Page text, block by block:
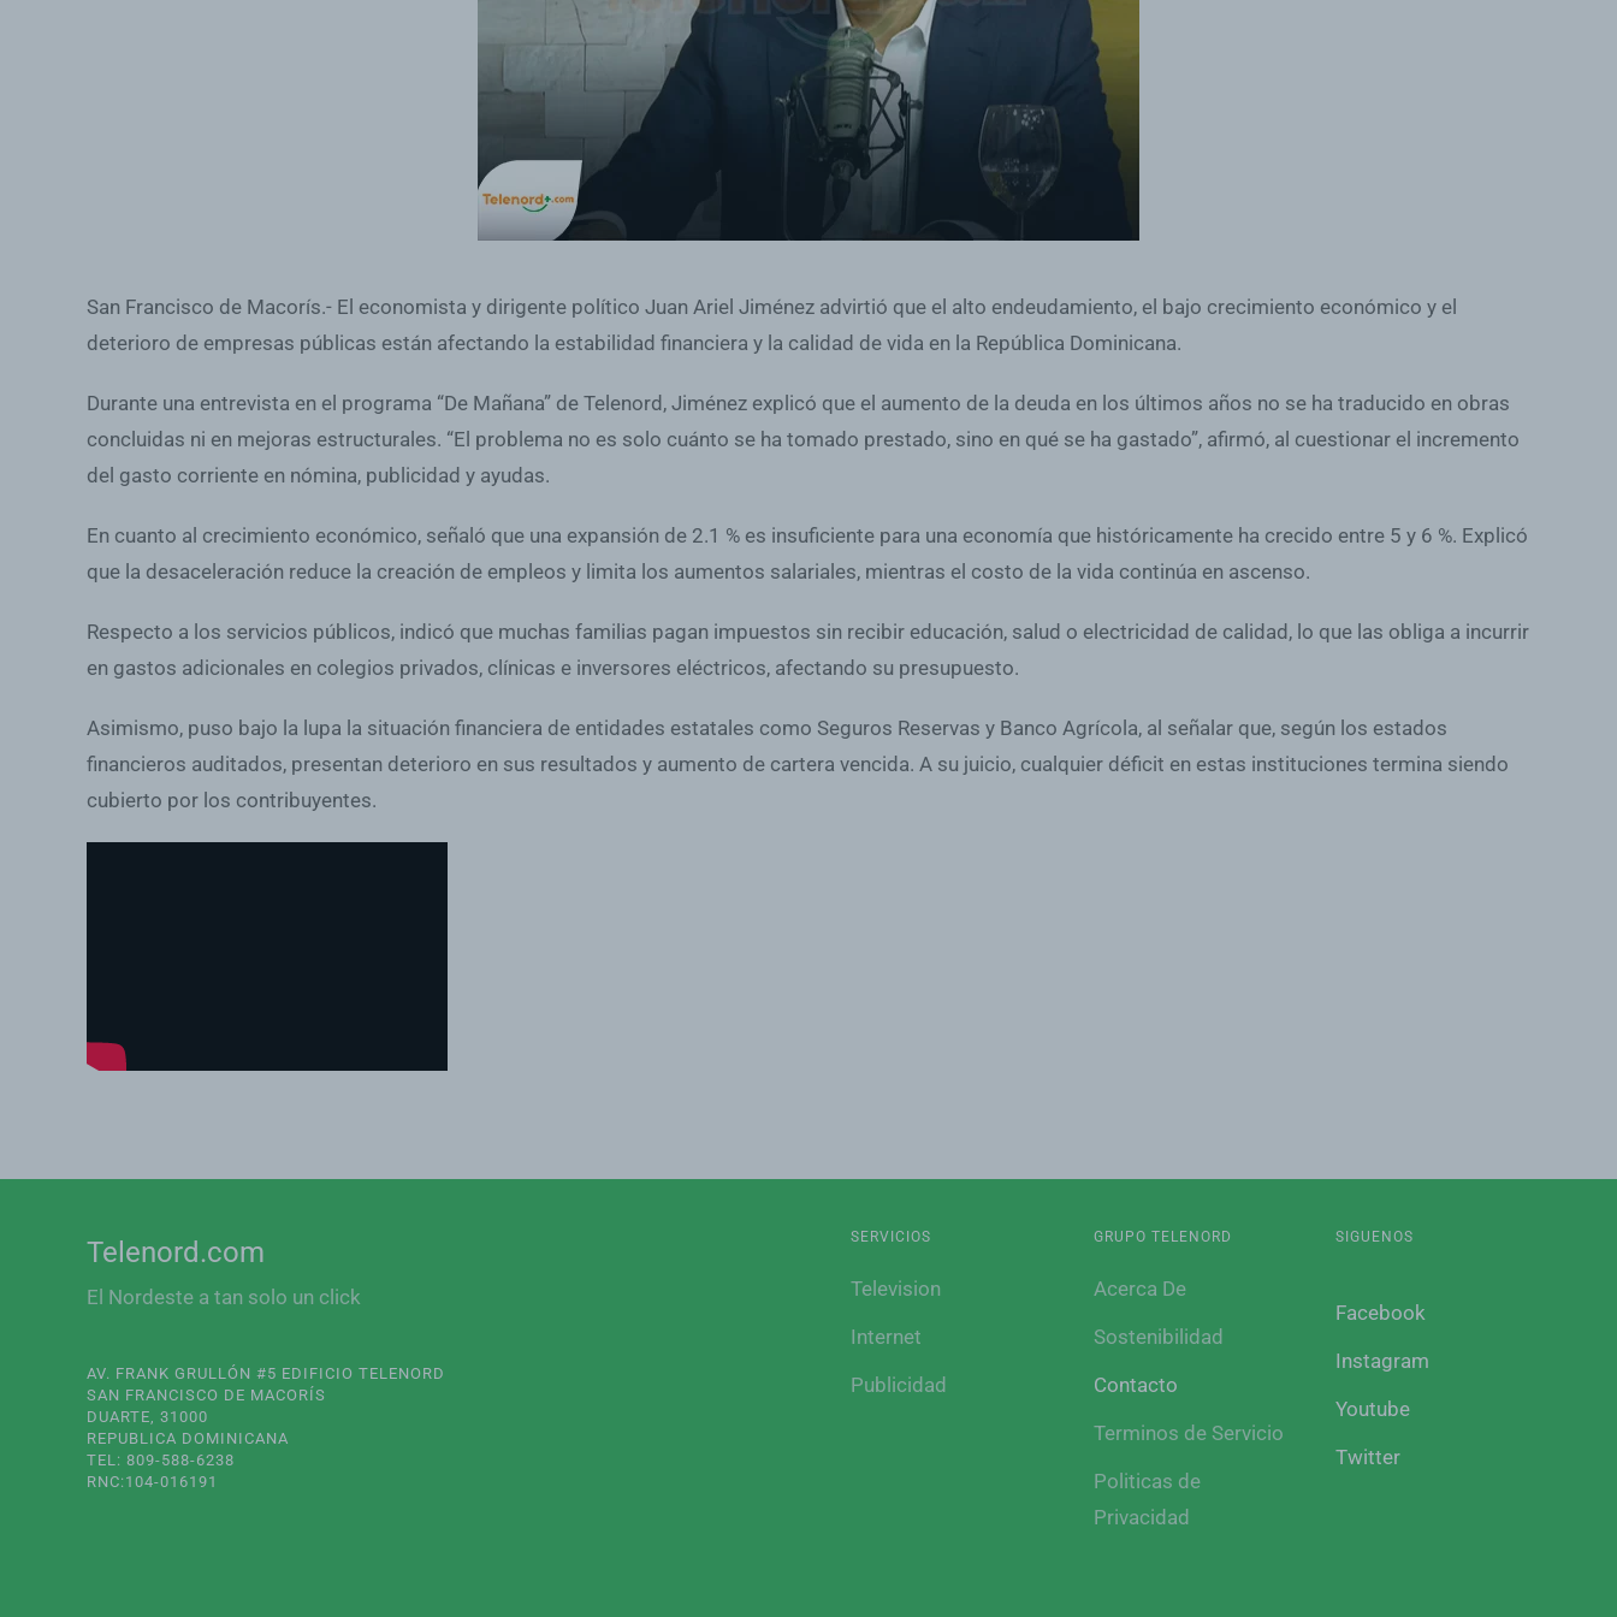
San Francisco de Macorís.- El economista y dirigente político Juan Ariel Jiménez advirtió que el alto endeudamiento, el bajo crecimiento económico y el
deterioro de empresas públicas están afectando la estabilidad financiera y la calidad de vida en la República Dominicana.
Durante una entrevista en el programa “De Mañana” de Telenord, Jiménez explicó que el aumento de la deuda en los últimos años no se ha traducido en obras
concluidas ni en mejoras estructurales. “El problema no es solo cuánto se ha tomado prestado, sino en qué se ha gastado”, afirmó, al cuestionar el incremento
del gasto corriente en nómina, publicidad y ayudas.
En cuanto al crecimiento económico, señaló que una expansión de 2.1 % es insuficiente para una economía que históricamente ha crecido entre 5 y 6 %. Explicó
que la desaceleración reduce la creación de empleos y limita los aumentos salariales, mientras el costo de la vida continúa en ascenso.
Respecto a los servicios públicos, indicó que muchas familias pagan impuestos sin recibir educación, salud o electricidad de calidad, lo que las obliga a incurrir
en gastos adicionales en colegios privados, clínicas e inversores eléctricos, afectando su presupuesto.
Asimismo, puso bajo la lupa la situación financiera de entidades estatales como Seguros Reservas y Banco Agrícola, al señalar que, según los estados
financieros auditados, presentan deterioro en sus resultados y aumento de cartera vencida. A su juicio, cualquier déficit en estas instituciones termina siendo
cubierto por los contribuyentes.
Telenord.com
El Nordeste a tan solo un click
AV. FRANK GRULLÓN #5 EDIFICIO TELENORD
SAN FRANCISCO DE MACORÍS
DUARTE, 31000
REPUBLICA DOMINICANA
TEL: 809-588-6238
RNC:104-016191
SERVICIOS
Television
Internet
Publicidad
GRUPO TELENORD
Acerca De
Sostenibilidad
Contacto
Terminos de Servicio
Politicas de
Privacidad
SIGUENOS
Facebook
Instagram
Youtube
Twitter